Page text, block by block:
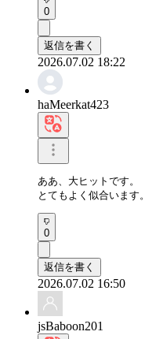
0
返信を書く
2026.07.02 18:22
haMeerkat423
ああ、大ヒットです。
とてもよく似合います。
0
返信を書く
2026.07.02 16:50
jsBaboon201